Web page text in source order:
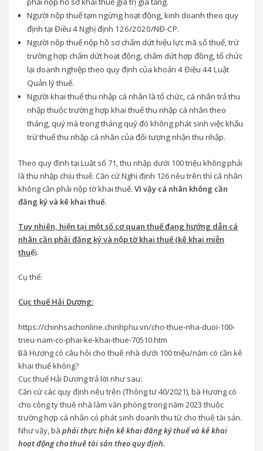
Người nộp thuế tạm ngừng hoạt động, kinh doanh theo quy
định tại Điều 4 Nghị định 126/2020/NĐ-CP.
Người nộp thuế nộp hồ sơ chấm dứt hiệu lực mã số thuế, trừ
trường hợp chấm dứt hoạt động, chấm dứt hợp đồng, tổ chức
lại doanh nghiệp theo quy định của khoản 4 Điều 44 Luật
Quản lý thuế.
Người khai thuế thu nhập cá nhân là tổ chức, cá nhân trả thu
nhập thuộc trường hợp khai thuế thu nhập cá nhân theo
tháng, quý mà trong tháng quý đó không phát sinh việc khấu
trừ thuế thu nhập cá nhân của đối tượng nhận thu nhập.
Theo quy định tại Luật số 71, thu nhập dưới 100 triệu không phải
là thu nhập chịu thuế. Căn cứ Nghị định 126 nêu trên thì cá nhân
không cần phải nộp tờ khai thuế.Vì vậy cá nhân không cần
đăng ký và kê khai thuế.
Tuy nhiên, hiện tại một số cơ quan thuế đang hướng dẫn cá
nhân cần phải đăng ký và nộp tờ khai thuế (kê khai miễn
thuế).
Cụ thể:
Cục thuế Hải Dương:
https://chinhsachonline.chinhphu.vn/cho-thue-nha-duoi-100-
trieu-nam-co-phai-ke-khai-thue-70510.htm
Bà Hương có câu hỏi cho thuê nhà dưới 100 triệu/năm có cần kê
khai thuế không?
Cục thuế Hải Dương trả lời như sau:
Căn cứ các quy định nêu trên (Thông tư 40/2021), bà Hương có
cho công ty thuê nhà làm văn phòng trong năm 2023 thuộc
trường hợp cá nhân có phát sinh doanh thu từ cho thuê tài sản.
Như vậy, bàphải thực hiện kê khai đăng ký thuế và kê khai
hoạt động cho thuê tài sản theo quy định.